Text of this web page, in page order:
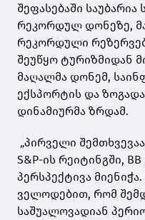
შეფასებაში
რეკორდულ დონეზე,
რეკორდული
შეუწყო ტურიზმიდან
მაღალმა დონემ,
ექსპორტის და
დინამიურმა ზრდამ.
„პირველი
S&P-ის რეიტინგში,
პერსპექტივა
ველოდებით, რომ
საშუალოვადიან